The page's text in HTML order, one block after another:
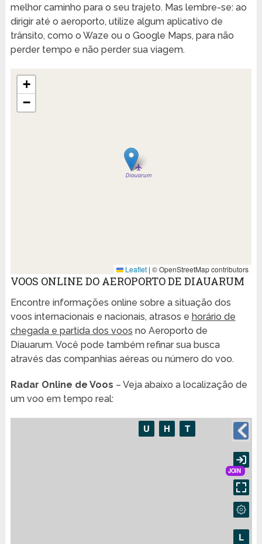
melhor caminho para o seu trajeto. Mas lembre-se: ao
dirigir até o aeroporto, utilize algum aplicativo de
trânsito, como o Waze ou o Google Maps, para não
perder tempo e não perder sua viagem.
+
−
Leaflet | © OpenStreetMap contributors
VOOS ONLINE DO AEROPORTO DE DIAUARUM
Encontre informações online sobre a situação dos
voos internacionais e nacionais, atrasos e horário de
chegada e partida dos voos no Aeroporto de
Diauarum. Você pode também refinar sua busca
através das companhias aéreas ou número do voo.
Radar Online de Voos – Veja abaixo a localização de
um voo em tempo real: